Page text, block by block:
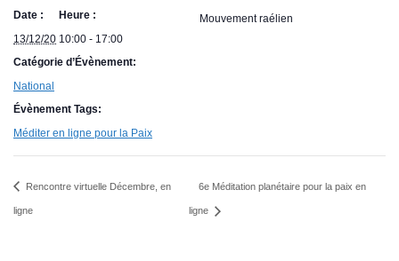
Date :
13/12/20
Heure :
10:00 - 17:00
Catégorie d’Évènement:
National
Évènement Tags:
Méditer en ligne pour la Paix
Mouvement raélien
Rencontre virtuelle Décembre, en
ligne
6e Méditation planétaire pour la paix en
ligne